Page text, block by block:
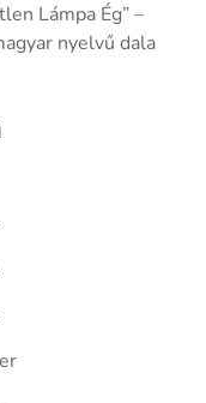
Lámpa Ég” –
nyelvű dala